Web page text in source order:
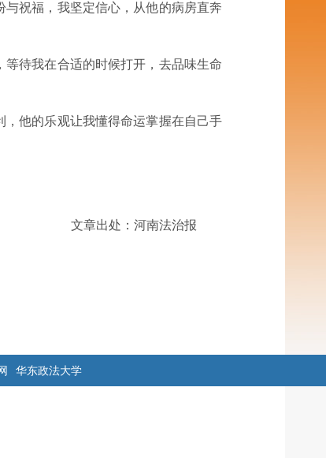
祝福，我坚定信心，从他的病房直奔
待我在合适的时候打开，去品味生命
他的乐观让我懂得命运掌握在自己手
文章出处：河南法治报
华东政法大学